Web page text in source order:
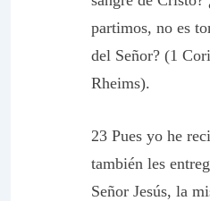
partimos, no es
del Señor? (1
Rheims).
23 Pues yo he
también les
Señor Jesús, la